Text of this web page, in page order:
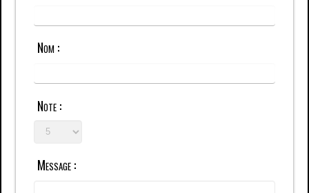
Nom :
Note :
Message :